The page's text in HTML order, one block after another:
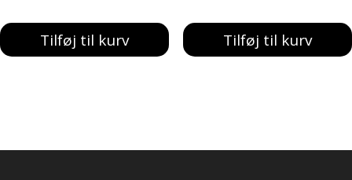
pris
var:
pris
er:
Tilføj til kurv
pris
var:
pris
er:
Tilføj til kurv